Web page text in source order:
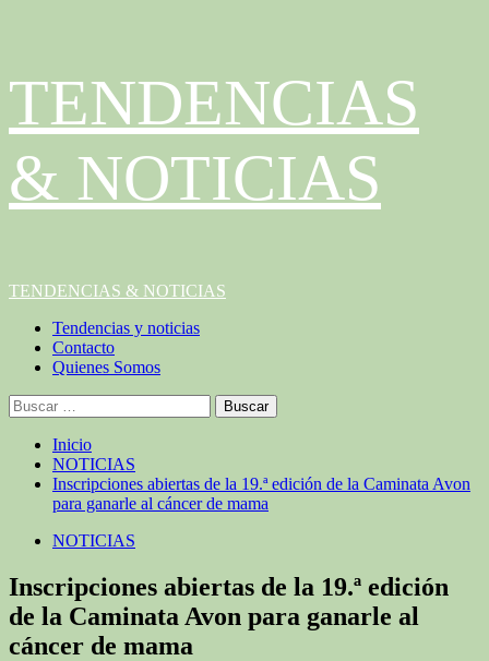
al
contenido
TENDENCIAS
& NOTICIAS
Menú
TENDENCIAS & NOTICIAS
Tendencias y noticias
Contacto
Quienes Somos
Buscar:
Inicio
NOTICIAS
Inscripciones abiertas de la 19.ª edición de la Caminata Avon
para ganarle al cáncer de mama
NOTICIAS
Inscripciones abiertas de la 19.ª edición
de la Caminata Avon para ganarle al
cáncer de mama